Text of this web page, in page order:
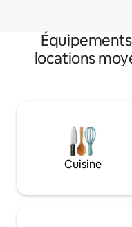
locations
Cuisine